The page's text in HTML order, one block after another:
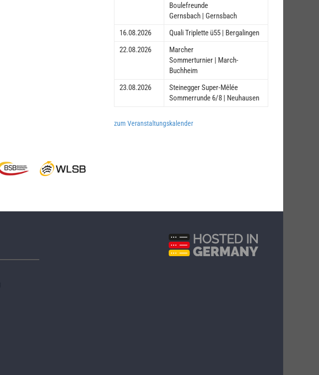
Boulefreunde
Gernsbach | Gernsbach
16.08.2026
Quali Triplette ü55 | Bergalingen
22.08.2026
Marcher
Sommerturnier | March-
Buchheim
23.08.2026
Steinegger Super-Mêlée
Sommerrunde 6/8 | Neuhausen
zum Veranstaltungskalender